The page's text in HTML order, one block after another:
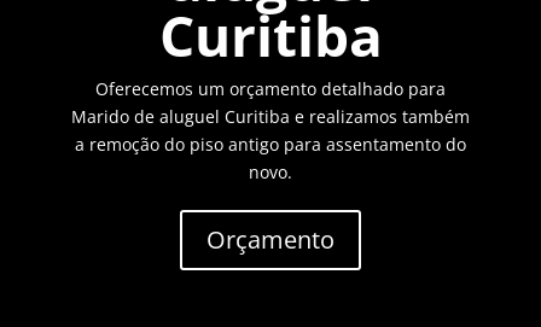
Curitiba
Oferecemos um orçamento detalhado para
Marido de aluguel Curitiba e realizamos também
a remoção do piso antigo para assentamento do
novo.
Orçamento